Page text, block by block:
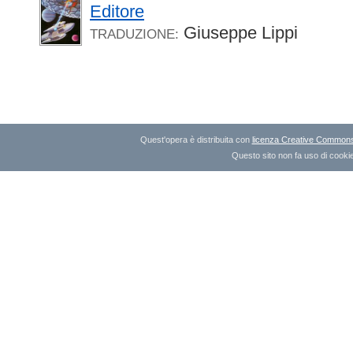
Editore
TRADUZIONE: Giuseppe Lippi
Quest'opera è distribuita con licenza Creative
Questo sito non fa uso di